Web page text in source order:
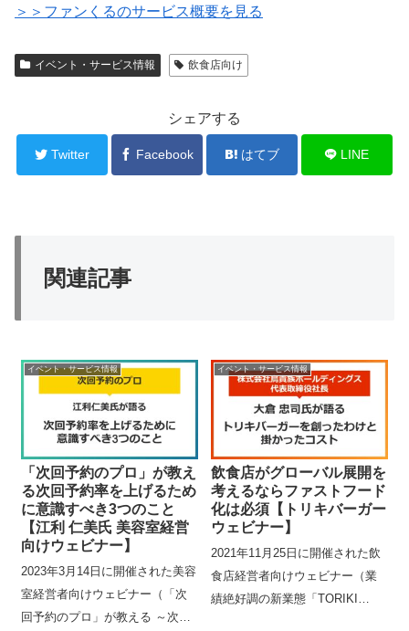
＞＞ファンくるのサービス概要を見る
イベント・サービス情報 飲食店向け
シェアする
Twitter Facebook はてブ LINE
関連記事
イベント・サービス情報
「次回予約のプロ」が教え
る次回予約率を上げるため
に意識すべき3つのこと
【江利 仁美氏 美容室経営
向けウェビナー】
2023年3月14日に開催された美容
室経営者向けウェビナー（「次
回予約のプロ」が教える ～次回
イベント・サービス情報
飲食店がグローバル展開を
考えるならファストフード
化は必須【トリキバーガー
ウェビナー】
2021年11月25日に開催された飲
食店経営者向けウェビナー（業
績絶好調の新業態「TORIKI